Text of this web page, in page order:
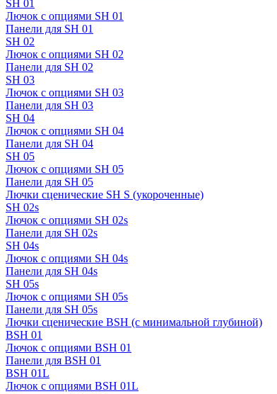
SH 01
Лючок с опциями SH 01
Панели для SH 01
SH 02
Лючок с опциями SH 02
Панели для SH 02
SH 03
Лючок с опциями SH 03
Панели для SH 03
SH 04
Лючок с опциями SH 04
Панели для SH 04
SH 05
Лючок с опциями SH 05
Панели для SH 05
Лючки сценические SH S (укороченные)
SH 02s
Лючок с опциями SH 02s
Панели для SH 02s
SH 04s
Лючок с опциями SH 04s
Панели для SH 04s
SH 05s
Лючок с опциями SH 05s
Панели для SH 05s
Лючки сценические BSH (с минимальной глубиной)
BSH 01
Лючок с опциями BSH 01
Панели для BSH 01
BSH 01L
Лючок с опциями BSH 01L